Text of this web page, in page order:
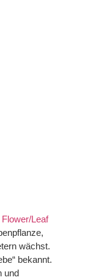
Leaf
wächst.
bekannt.
und